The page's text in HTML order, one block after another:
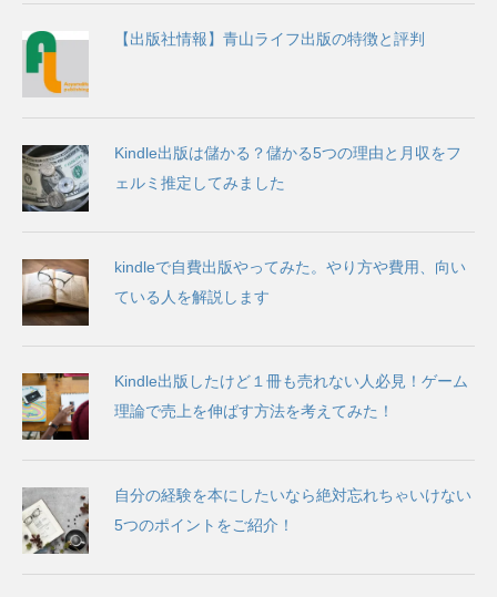
【出版社情報】青山ライフ出版の特徴と評判
Kindle出版は儲かる？儲かる5つの理由と月収をフ
ェルミ推定してみました
kindleで自費出版やってみた。やり方や費用、向い
ている人を解説します
Kindle出版したけど１冊も売れない人必見！ゲーム
理論で売上を伸ばす方法を考えてみた！
自分の経験を本にしたいなら絶対忘れちゃいけない
5つのポイントをご紹介！